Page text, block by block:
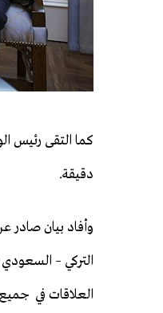
دقيقة.
وأفاد بيان صادر
التركي –
العلاقات في جميع